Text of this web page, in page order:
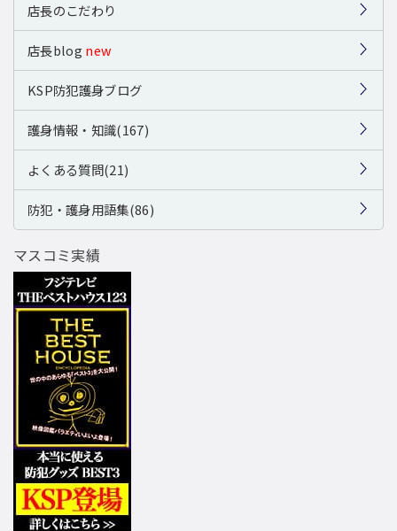
店長のこだわり
店長blog new
KSP防犯護身ブログ
護身情報・知識(167)
よくある質問(21)
防犯・護身用語集(86)
マスコミ実績